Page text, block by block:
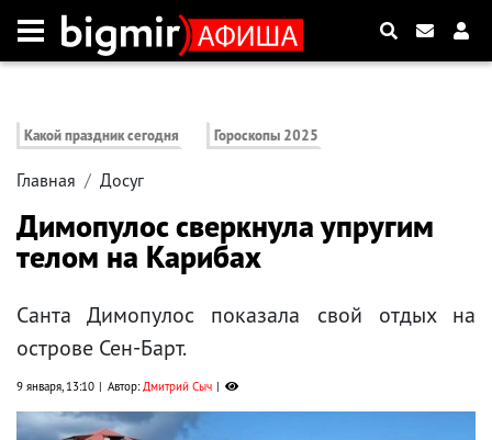
Какой праздник сегодня Гороскопы 2025
Главная Досуг
Димопулос сверкнула упругим
телом на Карибах
Санта Димопулос показала свой отдых на
острове Сен-Барт.
9 января, 13:10 Автор:Дмитрий Сыч